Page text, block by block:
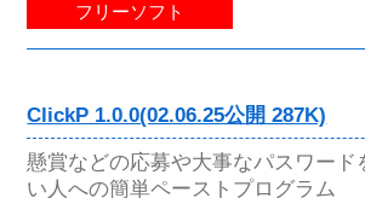
フリーソフト
ClickP 1.0.0(02.06.25公開 287K)
懸賞などの応募や大事なパスワード
い人への簡単ペーストプログラム